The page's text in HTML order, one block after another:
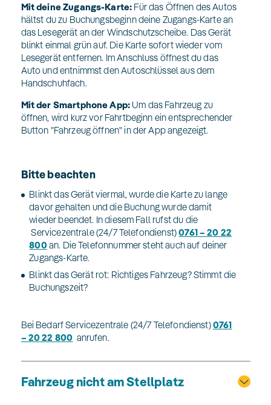
Mit deine Zugangs-Karte: Für das Öffnen des Autos
hältst du zu Buchungsbeginn deine Zugangs-Karte an
das Lesegerät an der Windschutzscheibe. Das Gerät
blinkt einmal grün auf. Die Karte sofort wieder vom
Lesegerät entfernen. Im Anschluss öffnest du das
Auto und entnimmst den Autoschlüssel aus dem
Handschuhfach.
Mit der Smartphone App: Um das Fahrzeug zu
öffnen, wird kurz vor Fahrtbeginn ein entsprechender
Button "Fahrzeug öffnen" in der App angezeigt.
Bitte beachten
Blinkt das Gerät viermal, wurde die Karte zu lange
davor gehalten und die Buchung wurde damit
wieder beendet. In diesem Fall rufst du die
Servicezentrale (24/7 Telefondienst)0761 – 20 22
800an. Die Telefonnummer steht auch auf deiner
Zugangs-Karte.
Blinkt das Gerät rot: Richtiges Fahrzeug? Stimmt die
Buchungszeit?
Bei Bedarf Servicezentrale (24/7 Telefondienst)0761
– 20 22 800 anrufen.
Fahrzeug nicht am Stellplatz